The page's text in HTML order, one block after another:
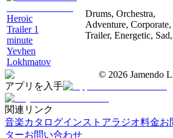
Heroic
Trailer 1
minute
Yevhen
Lokhmatov
Drums, Orchestra,
Adventure, Corporate,
Trailer, Energetic,
© 2026 Jamendo
アプリを入手
関連リンク
音楽カタログインストアラジオ料金お
ターお問い合わせ